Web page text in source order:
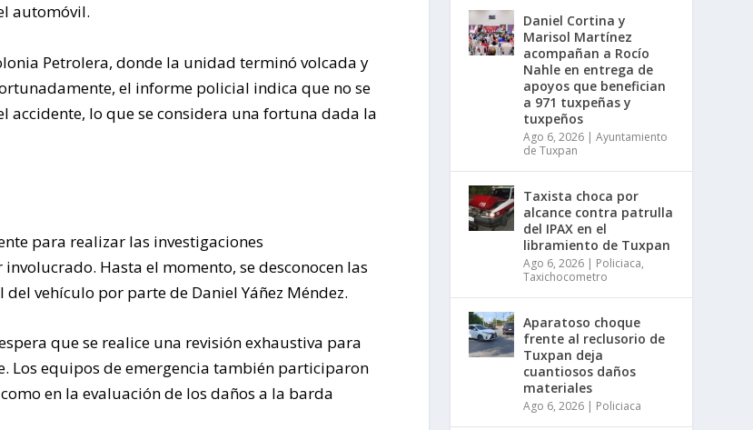
automóvil.
Petrolera, donde la unidad terminó volcada y
el informe policial indica que no se
lo que se considera una fortuna dada la
para realizar las investigaciones
Hasta el momento, se desconocen las
vehículo por parte de Daniel Yáñez Méndez.
que se realice una revisión exhaustiva para
Los equipos de emergencia también participaron
en la evaluación de los daños a la barda
Daniel Cortina y
Marisol Martínez
acompañan a Rocío
Nahle en entrega de
apoyos que benefician
a 971 tuxpeñas y
tuxpeños
Ago 6, 2026| Ayuntamiento
de Tuxpan
Taxista choca por
alcance contra patrulla
del IPAX en el
libramiento de Tuxpan
Ago 6, 2026| Policiaca,
Taxichocometro
Aparatoso choque
frente al reclusorio de
Tuxpan deja
cuantiosos daños
materiales
Ago 6, 2026| Policiaca